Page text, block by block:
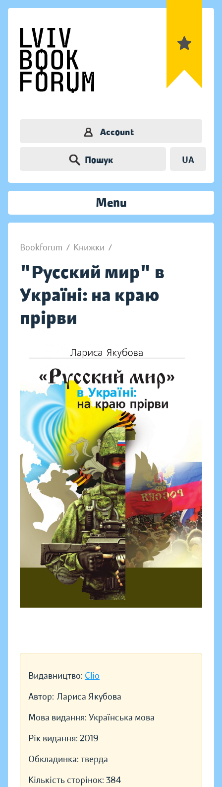
Account
Пошук UA
Menu
Bookforum / Книжки /
"Русский мир" в
Україні: на краю
прірви
Видавництво: Clio
Автор: Лариса Якубова
Мова видання: Українська мова
Рік видання: 2019
Обкладинка: тверда
Кількість сторінок: 384